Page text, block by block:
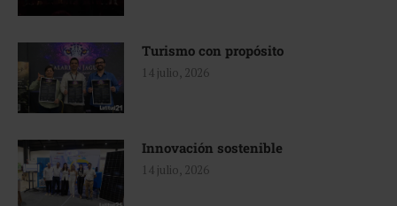
Turismo con propósito
14 julio, 2026
Innovación sostenible
14 julio, 2026